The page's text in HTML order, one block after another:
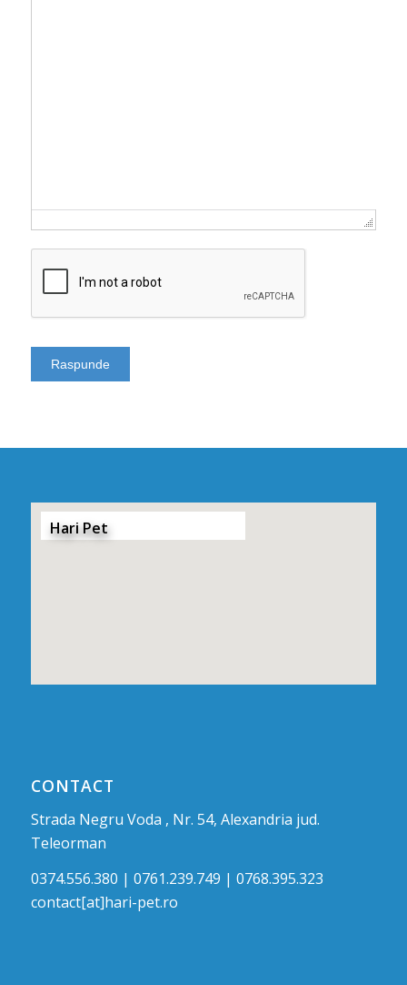
Hari Pet
CONTACT
Strada Negru Voda , Nr. 54, Alexandria jud.
Teleorman
0374.556.380 | 0761.239.749 | 0768.395.323
contact[at]hari-pet.ro